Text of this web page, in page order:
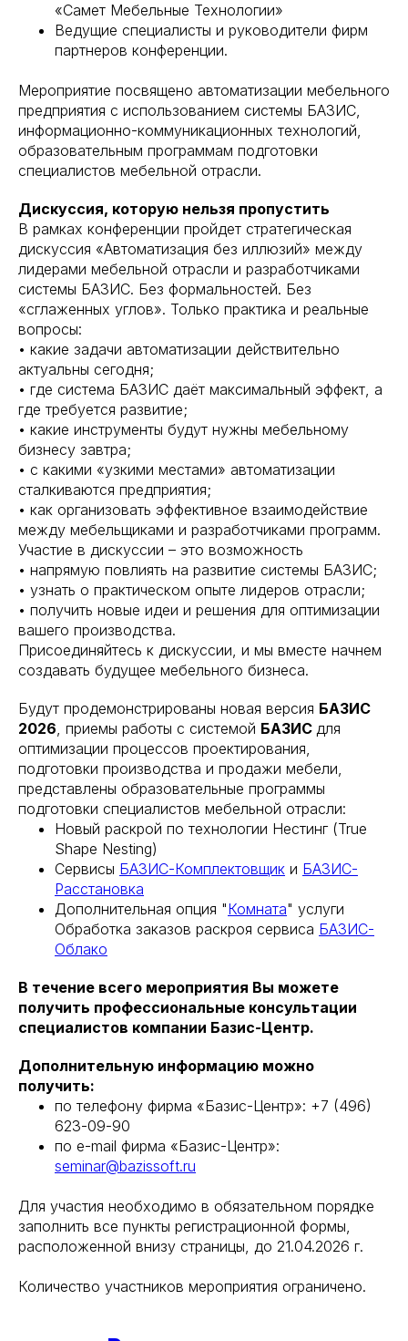
«Самет Мебельные Технологии»
Ведущие специалисты и руководители фирм
партнеров конференции.
Мероприятие посвящено автоматизации мебельного
предприятия с использованием системы БАЗИС,
информационно-коммуникационных технологий,
образовательным программам подготовки
специалистов мебельной отрасли.
Дискуссия, которую нельзя пропустить
В рамках конференции пройдет стратегическая
дискуссия «Автоматизация без иллюзий» между
лидерами мебельной отрасли и разработчиками
системы БАЗИС. Без формальностей. Без
«сглаженных углов». Только практика и реальные
вопросы:
• какие задачи автоматизации действительно
актуальны сегодня;
• где система БАЗИС даёт максимальный эффект, а
где требуется развитие;
• какие инструменты будут нужны мебельному
бизнесу завтра;
• с какими «узкими местами» автоматизации
сталкиваются предприятия;
• как организовать эффективное взаимодействие
между мебельщиками и разработчиками программ.
Участие в дискуссии – это возможность
• напрямую повлиять на развитие системы БАЗИС;
• узнать о практическом опыте лидеров отрасли;
• получить новые идеи и решения для оптимизации
вашего производства.
Присоединяйтесь к дискуссии, и мы вместе начнем
создавать будущее мебельного бизнеса.
Будут продемонстрированы новая версия БАЗИС
2026, приемы работы с системой БАЗИС для
оптимизации процессов проектирования,
подготовки производства и продажи мебели,
представлены образовательные программы
подготовки специалистов мебельной отрасли:
Новый раскрой по технологии Нестинг (True
Shape Nesting)
Сервисы БАЗИС-Комплектовщик и БАЗИС-
Расстановка
Дополнительная опция "Комната" услуги
Обработка заказов раскроя сервиса БАЗИС-
Облако
В течение всего мероприятия Вы можете
получить профессиональные консультации
специалистов компании Базис-Центр.
Дополнительную информацию можно
получить:
по телефону фирма «Базис-Центр»: +7 (496)
623-09-90
по e-mail фирма «Базис-Центр»:
seminar@bazissoft.ru
Для участия необходимо в обязательном порядке
заполнить все пункты регистрационной формы,
расположенной внизу страницы, до 21.04.2026 г.
Количество участников мероприятия ограничено.